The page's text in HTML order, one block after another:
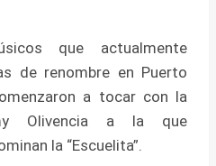
que actualmente
de renombre en Puerto
a tocar con la
Olivencia a la que
la “Escuelita”.